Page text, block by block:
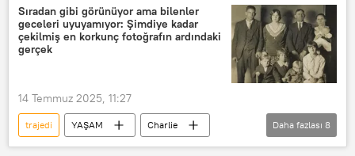
Odessa
Batı Nazizm
Sıradan gibi görünüyor ama bilenler
geceleri uyuyamıyor: Şimdiye kadar
çekilmiş en korkunç fotoğrafın ardındaki
gerçek
14 Temmuz 2025, 11:27
trajedi YAŞAM
Charlie
Kuzey Karolina
Cinayet
Daha fazlası 8